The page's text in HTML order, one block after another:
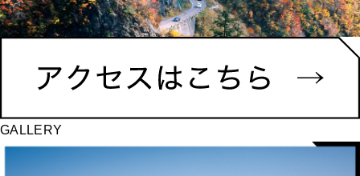
GALLERY